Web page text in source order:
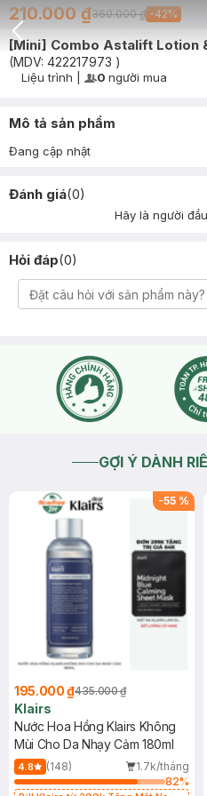
Back Icon
210.000 ₫360.000 ₫ -42%
[Mini] Combo Astalift Lotion
(MDV: 422217973 )
Timer Gray Icon
Liệu trình User Product Icon
0 người mua
Mô tả sản phẩm
Đang cập nhật
Đánh giá(0)
Hãy là người
Hỏi đáp(0)
GỢI Ý DÀNH
-55 %
195.000 ₫435.000 ₫
Klairs
Nước Hoa Hồng Klairs Không
Mùi Cho Da Nhạy Cảm 180ml
4.8 (148)
1.7k/tháng
82%